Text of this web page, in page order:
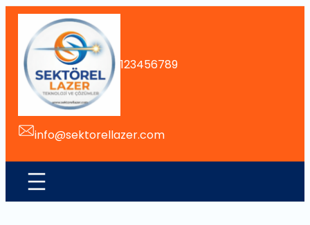
İçeriğe
123456789
info@sektorellazer.com